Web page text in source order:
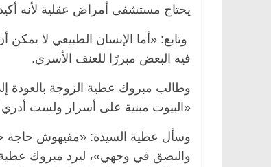
يحتاج مستشفى أمراض عقلية لأنه
وتابع: «أما الإنسان الطبيعي لا
فيه البعض مبررًا للعنف الأسري.
وطالب مبروك عطية الزوجة بالعودة
«البيوت مبنية على أسرار ولست
وسأل عطية السيدة: «مفيهوش حاجة